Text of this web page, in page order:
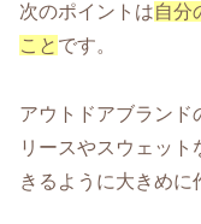
次のポイントは自分
こと です。
アウトドアブランド
リースやスウェッ
きるように大きめに